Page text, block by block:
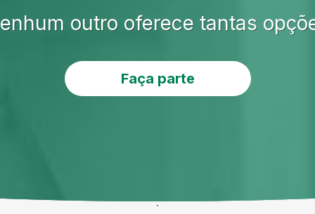
outro oferece tantas
Faça parte